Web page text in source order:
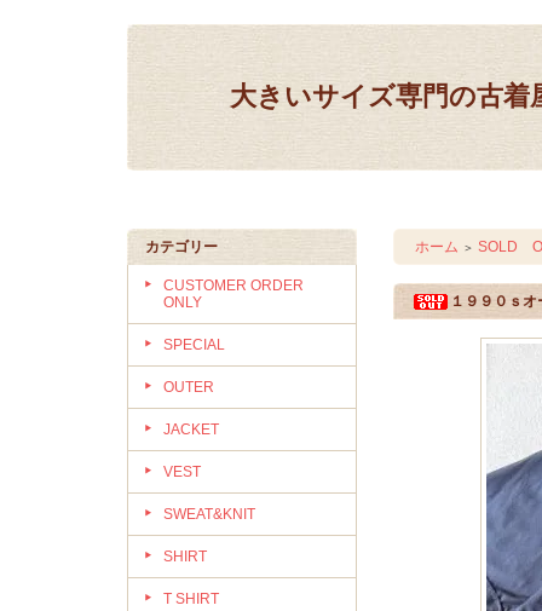
大きいサイズ専門の古
カテゴリー
CUSTOMER ORDER
ONLY
SPECIAL
OUTER
JACKET
VEST
SWEAT&KNIT
SHIRT
T SHIRT
ホーム ＞ SOLD
１９９０ｓ